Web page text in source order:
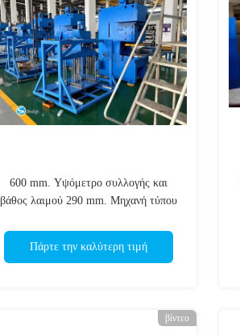
600 mm. Υψόμετρο συλλογής και
βάθος λαιμού 290 mm. Μηχανή τύπου
Πάρτε την καλύτερη τιμή
βίντεο